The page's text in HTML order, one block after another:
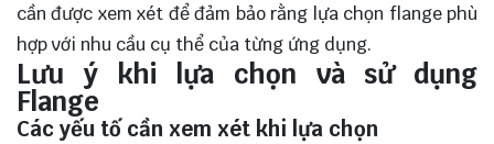
cần được xem xét để đảm bảo rằng lựa chọn flange phù
hợp với nhu cầu cụ thể của từng ứng dụng.
Lưu ý khi lựa chọn và sử dụng
Flange
Các yếu tố cần xem xét khi lựa chọn